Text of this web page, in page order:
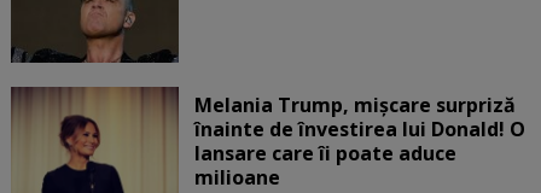
Melania Trump, mișcare surpriză
înainte de învestirea lui Donald! O
lansare care îi poate aduce
milioane